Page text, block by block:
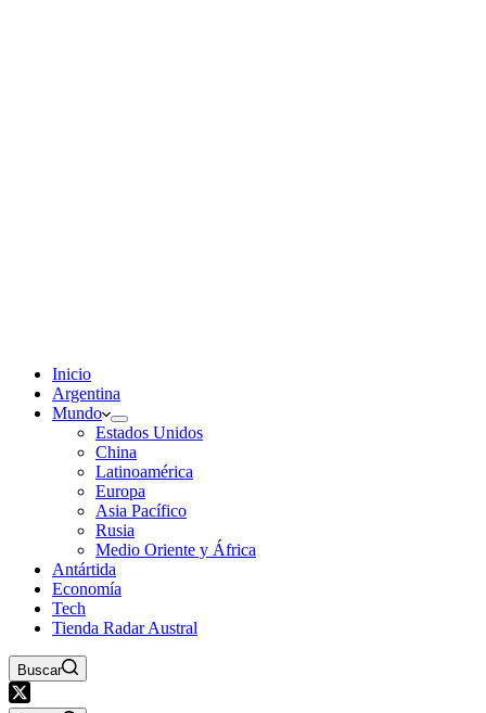
Inicio
Argentina
Mundo
Estados Unidos
China
Latinoamérica
Europa
Asia Pacífico
Rusia
Medio Oriente y África
Antártida
Economía
Tech
Tienda Radar Austral
Buscar